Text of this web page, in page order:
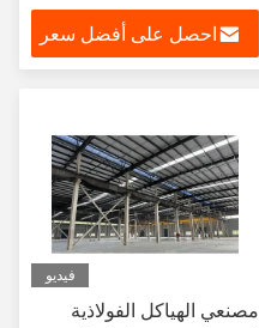
احصل على أفضل سعر
فيديو
مصنعي الهياكل الفولاذية